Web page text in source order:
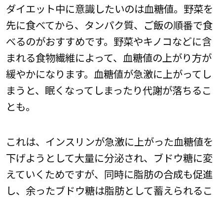
ダイエット中に意識したいのは血糖値。野菜を
先に食べてから、タンパク質、ご飯の順番で食
べるのがおすすめです。野菜やキノコなどに含
まれる食物繊維によって、血糖値の上がり方が
緩やかになります。血糖値が急激に上がってし
まうと、眠くなってしまったり代謝が落ちるこ
とも。
これは、インスリンが急激に上がった血糖値を
下げようとして大量に分泌され、ブドウ糖に変
えていくためですが、同時に脂肪の合成も促進
し、余ったブドウ糖は脂肪として蓄えられるこ